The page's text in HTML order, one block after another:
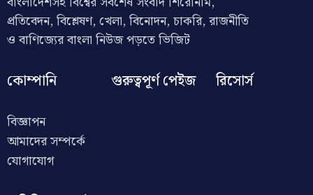
প্রতিবেদন, বিশ্লেষণ, খেলা, বিনোদন, চাকরি, রাজনীতি
ও বাণিজ্যের বাংলা নিউজ পড়তে ভিজিট
কোম্পানি
বিজ্ঞাপন
আমাদের সম্পর্কে
যোগাযোগ
গুরুত্বপূর্ণ পেইজ রিসোর্স